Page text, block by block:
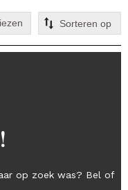
op zoek was? Bel of